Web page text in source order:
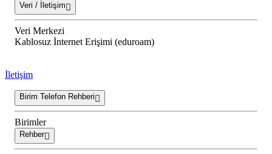
Veri / İletişim
Veri Merkezi
Kablosuz İnternet Erişimi (eduroam)
İletişim
Birim Telefon Rehberi
Birimler
Rehber